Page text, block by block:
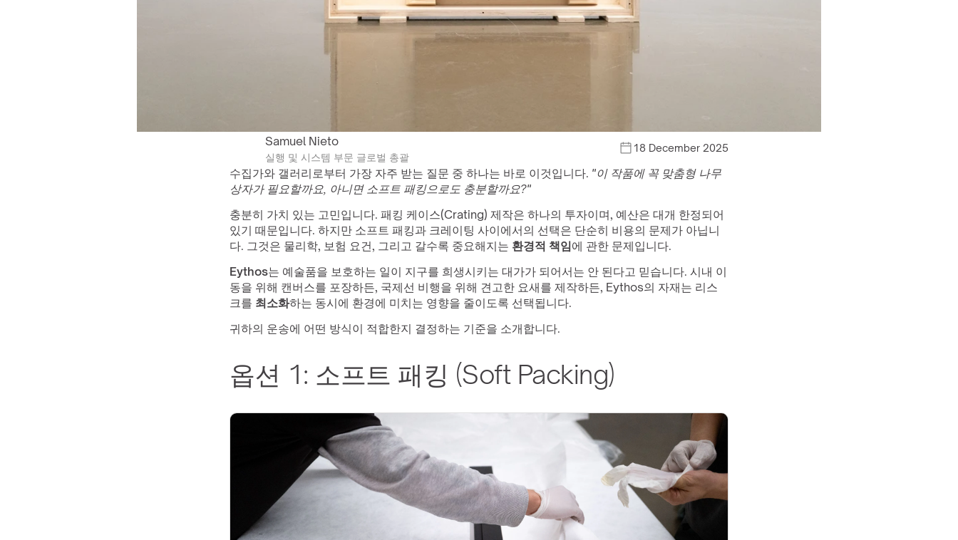
Samuel Nieto
실행 및 시스템 부문 글로벌 총괄
18 December 2025
수집가와 갤러리로부터 가장 자주 받는 질문 중 하나는 바로 이것입니다. "이 작품에 꼭 맞춤형 나무
상자가 필요할까요, 아니면 소프트 패킹으로도 충분할까요?"
충분히 가치 있는 고민입니다. 패킹 케이스(Crating) 제작은 하나의 투자이며, 예산은 대개 한정되어
있기 때문입니다. 하지만 소프트 패킹과 크레이팅 사이에서의 선택은 단순히 비용의 문제가 아닙니
다. 그것은 물리학, 보험 요건, 그리고 갈수록 중요해지는 환경적 책임에 관한 문제입니다.
Eythos는 예술품을 보호하는 일이 지구를 희생시키는 대가가 되어서는 안 된다고 믿습니다. 시내 이
동을 위해 캔버스를 포장하든, 국제선 비행을 위해 견고한 요새를 제작하든, Eythos의 자재는 리스
크를 최소화하는 동시에 환경에 미치는 영향을 줄이도록 선택됩니다.
귀하의 운송에 어떤 방식이 적합한지 결정하는 기준을 소개합니다.
옵션 1: 소프트 패킹 (Soft Packing)